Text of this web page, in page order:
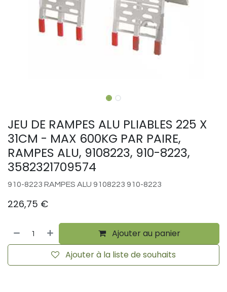
JEU DE RAMPES ALU PLIABLES 225 X
31CM - MAX 600KG PAR PAIRE,
RAMPES ALU, 9108223, 910-8223,
3582321709574
910-8223 RAMPES ALU 9108223 910-8223
226,75 €
Ajouter au panier
Ajouter à la liste de souhaits